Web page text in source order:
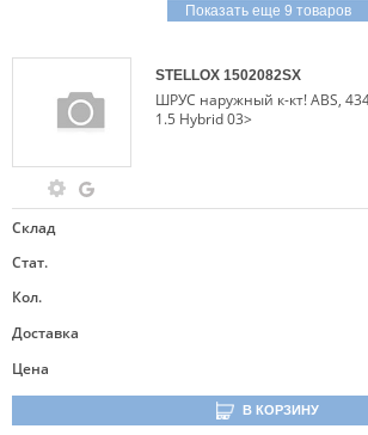
Показать еще 9 товаров
STELLOX 1502082SX
ШРУС наружный к-кт! ABS,
1.5 Hybrid 03>
Склад
Стат.
Кол.
Доставка
Цена
В КОРЗИНУ